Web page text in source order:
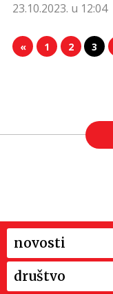
23.10.2023. u 12:04
« 1 2 3
novosti
društvo